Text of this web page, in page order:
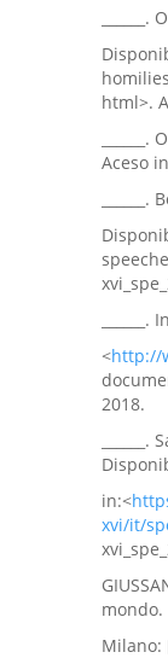
html>.
Aceso
<http://
2018.
in:<
xvi/it/
mondo.
Milano: